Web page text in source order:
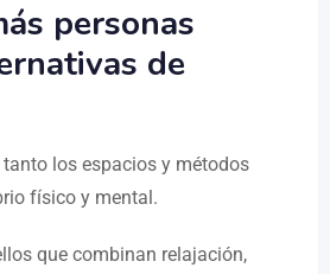
personas
de
los espacios y métodos
físico y mental.
que combinan relajación,